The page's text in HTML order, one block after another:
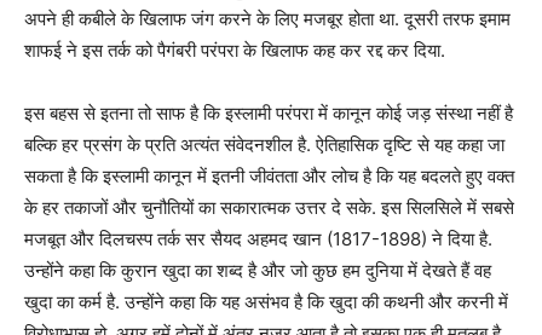
अपने ही कबीले के खिलाफ जंग करने के लिए मजबूर होता था. दूसरी तरफ इमाम
शाफई ने इस तर्क को पैगंबरी परंपरा के खिलाफ कह कर रद्द कर दिया.
इस बहस से इतना तो साफ है कि इस्लामी परंपरा में कानून कोई जड़ संस्था नहीं है
बल्कि हर प्रसंग के प्रति अत्यंत संवेदनशील है. ऐतिहासिक दृष्टि से यह कहा जा
सकता है कि इस्लामी कानून में इतनी जीवंतता और लोच है कि यह बदलते हुए वक्त
के हर तकाजों और चुनौतियों का सकारात्मक उत्तर दे सके. इस सिलसिले में सबसे
मजबूत और दिलचस्प तर्क सर सैयद अहमद खान (1817-1898) ने दिया है.
उन्होंने कहा कि कुरान खुदा का शब्द है और जो कुछ हम दुनिया में देखते हैं वह
खुदा का कर्म है. उन्होंने कहा कि यह असंभव है कि खुदा की कथनी और करनी में